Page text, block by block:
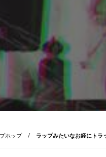
ホップ ラップみたいなお経にトラ